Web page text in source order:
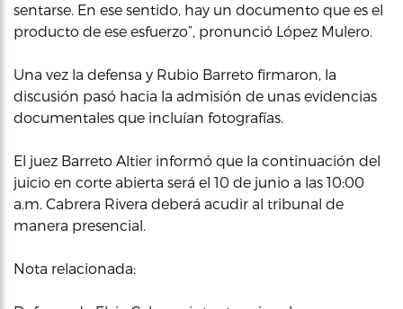
sentarse. En ese sentido, hay un documento que es el
producto de ese esfuerzo”, pronunció López Mulero.
Una vez la defensa y Rubio Barreto firmaron, la
discusión pasó hacia la admisión de unas evidencias
documentales que incluían fotografías.
El juez Barreto Altier informó que la continuación del
juicio en corte abierta será el 10 de junio a las 10:00
a.m. Cabrera Rivera deberá acudir al tribunal de
manera presencial.
Nota relacionada: